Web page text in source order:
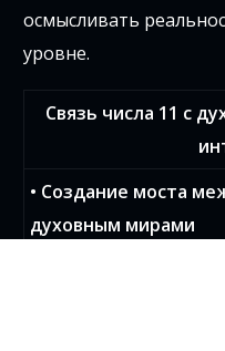
осмысливать
уровне.
Связь числа 11 с
• Создание моста
духовным мирами